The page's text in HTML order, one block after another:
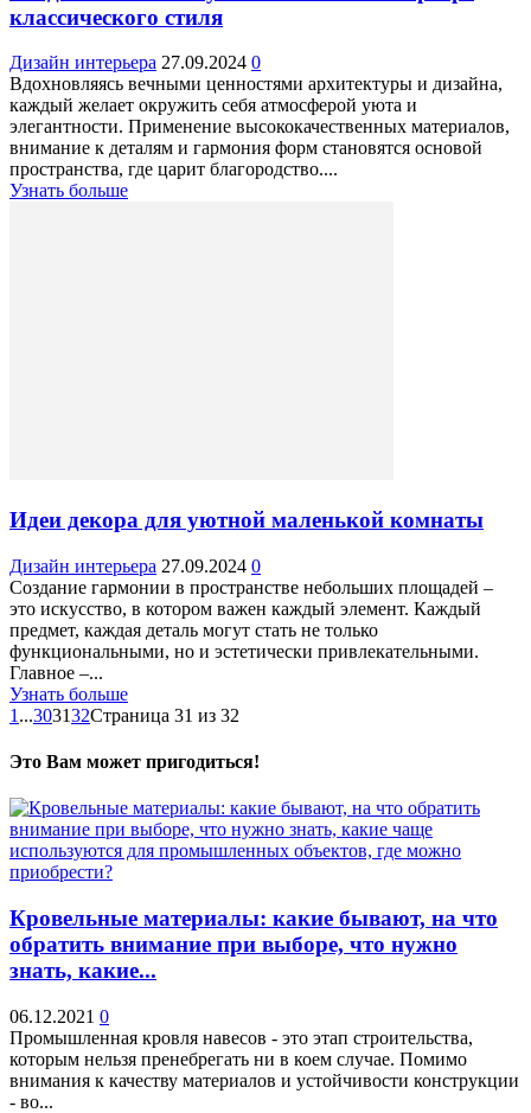
классического стиля
Дизайн интерьера 27.09.2024 0
Вдохновляясь вечными ценностями архитектуры и дизайна,
каждый желает окружить себя атмосферой уюта и
элегантности. Применение высококачественных материалов,
внимание к деталям и гармония форм становятся основой
пространства, где царит благородство....
Узнать больше
Идеи декора для уютной маленькой комнаты
Дизайн интерьера 27.09.2024 0
Создание гармонии в пространстве небольших площадей –
это искусство, в котором важен каждый элемент. Каждый
предмет, каждая деталь могут стать не только
функциональными, но и эстетически привлекательными.
Главное –...
Узнать больше
1 ...303132Страница 31 из 32
Это Вам может пригодиться!
Кровельные материалы: какие бывают, на что
обратить внимание при выборе, что нужно
знать, какие...
06.12.2021 0
Промышленная кровля навесов - это этап строительства,
которым нельзя пренебрегать ни в коем случае. Помимо
внимания к качеству материалов и устойчивости конструкции
- во...